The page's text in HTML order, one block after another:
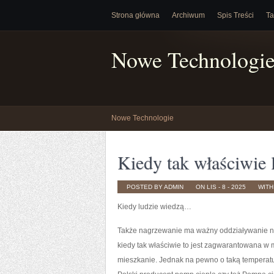
Strona główna Archiwum Spis Treści
Nowe
Nowe Technologie
Kiedy tak
POSTED BY ADMIN ON LIS - 8 - 2025 WITH
Kiedy ludzie wiedzą…
Także nagrzewanie ma ważny oddziaływanie
kiedy tak właściwie to jest zagwarantowana
mieszkanie. Jednak na pewno o taką